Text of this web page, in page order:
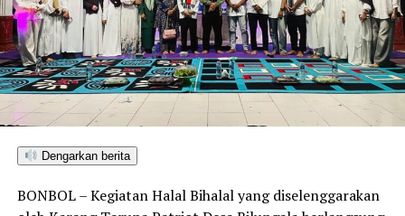
menghitung total nilai kerugian.
Pihak sekolah memastikan bahwalangkah penanganan
darurat sedang disiapkan, termasukpengaturan
ulang ruang kelas sementaraagar kegiatan belajar
mengajar siswa dapat kembali berjalan dalam waktu
dekat.
masyarakat Batudaa, mengingat sekolah tersebut
Dengarkan berita
BONBOL – Kegiatan Halal Bihalal yang diselenggarakan